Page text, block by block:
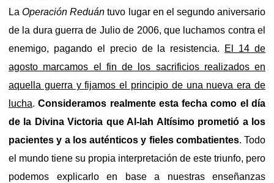
LaOperación Reduán tuvo lugar en el segundo aniversario
de la dura guerra de Julio de 2006, que luchamos contra el
enemigo, pagando el precio de la resistencia.
El 14 de
agosto marcamos el fin de los sacrificios realizados en
aquella guerra y fijamos el principio de una nueva era de
lucha.Consideramos realmente esta fecha como el día
de la Divina Victoria que Al-lah Altísimo prometió a los
pacientes y a los auténticos y fieles combatientes. Todo
el mundo tiene su propia interpretación de este triunfo, pero
podemos explicarlo en base a nuestras enseñanzas